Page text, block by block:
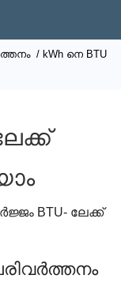
/ kWh നെ BTU
BTU- ലേക്ക്